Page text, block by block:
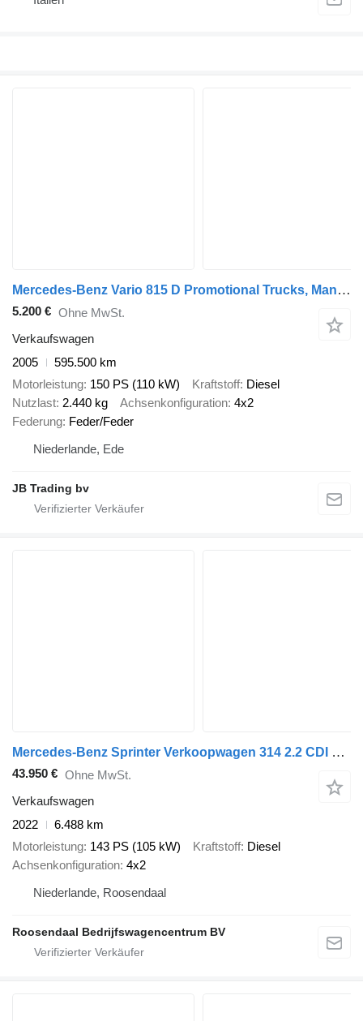
Mercedes-Benz Vario 815 D Promotional Trucks, Manual transmission
5.200 € Ohne MwSt.
Verkaufswagen
2005
595.500 km
Motorleistung 150 PS (110 kW) Kraftstoff Diesel
Nutzlast 2.440 kg Achsenkonfiguration 4x2
Federung Feder/Feder
Niederlande, Ede
JB Trading bv
Mercedes-Benz Sprinter Verkoopwagen 314 2.2 CDI 366 L2H2 Airco 2 Zits .220 v
43.950 € Ohne MwSt.
Verkaufswagen
2022
6.488 km
Motorleistung 143 PS (105 kW) Kraftstoff Diesel
Achsenkonfiguration 4x2
Niederlande, Roosendaal
Roosendaal Bedrijfswagencentrum BV